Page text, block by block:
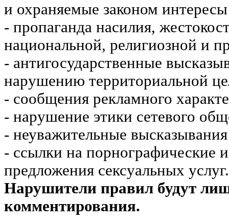
и охраняемые законом
- пропаганда насилия,
национальной, религиозной и
- антигосударственные
нарушению территориальной
- сообщения рекламного
- нарушение этики сетевого
- неуважительные
- ссылки на порнографические
предложения сексуальных услуг.
Нарушители правил будут
комментирования.